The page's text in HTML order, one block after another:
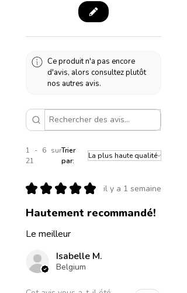
Ce produit n'a pas encore
d'avis, alors consultez plutôt
nos autres avis.
1 - 6 sur
21
Trier
par:
★ ★ ★ ★ ★ il y a 1 semaine
Hautement recommandé!
Le meilleur
Isabelle M.
Belgium